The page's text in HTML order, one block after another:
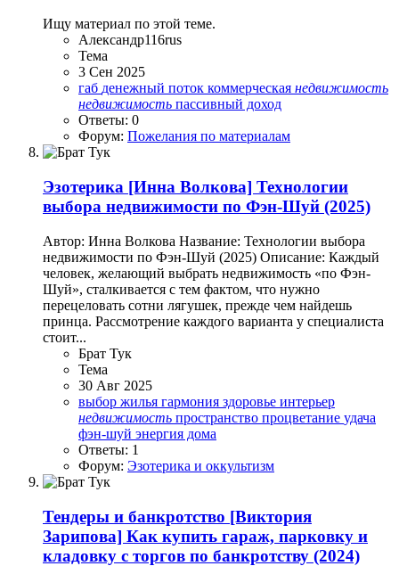
Ищу материал по этой теме.
Александр116rus
Тема
3 Сен 2025
габ денежный поток коммерческая недвижимость
недвижимость пассивный доход
Ответы: 0
Форум: Пожелания по материалам
Эзотерика [Инна Волкова] Технологии
выбора недвижимости по Фэн-Шуй (2025)
Автор: Инна Волкова Название: Технологии выбора
недвижимости по Фэн-Шуй (2025) Описание: Каждый
человек, желающий выбрать недвижимость «по Фэн-
Шуй», сталкивается с тем фактом, что нужно
перецеловать сотни лягушек, прежде чем найдешь
принца. Рассмотрение каждого варианта у специалиста
стоит...
Брат Тук
Тема
30 Авг 2025
выбор жилья гармония здоровье интерьер
недвижимость пространство процветание удача
фэн-шуй энергия дома
Ответы: 1
Форум: Эзотерика и оккультизм
Тендеры и банкротство [Виктория
Зарипова] Как купить гараж, парковку и
кладовку с торгов по банкротству (2024)